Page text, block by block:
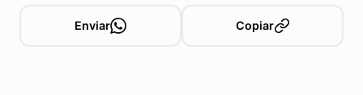
Enviar Copiar